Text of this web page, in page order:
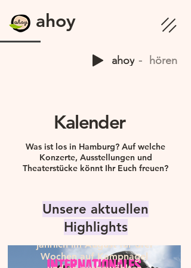
ahoy
ahoy hören
Kalender
Was ist los in Hamburg? Auf welche
Konzerte, Ausstellungen und
Theaterstücke könnt Ihr Euch freuen?
Unsere aktuellen
Highlights
Internationales
Sommerfestival
2026
Von Mittwoch, 05. August
Das Internationale
Sommerfestival findet
jährlich im August für drei
Wochen auf Kampnagel
Indievercity x 50
Jahre Knust:
Baumgart Konzert